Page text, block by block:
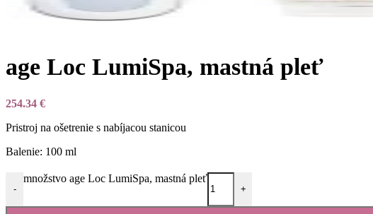
age Loc LumiSpa, mastná pleť
254.34 €
Pristroj na ošetrenie s nabíjacou stanicou
Balenie: 100 ml
-
množstvo age Loc LumiSpa, mastná pleť
+